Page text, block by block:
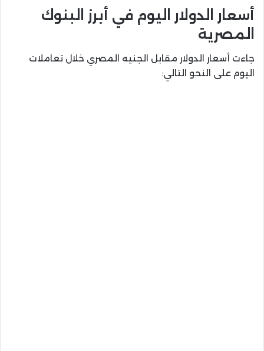
أسعار الدولار اليوم في أبرز البنوك
المصرية
جاءت أسعار الدولار مقابل الجنيه المصري خلال تعاملات
اليوم على النحو التالي: